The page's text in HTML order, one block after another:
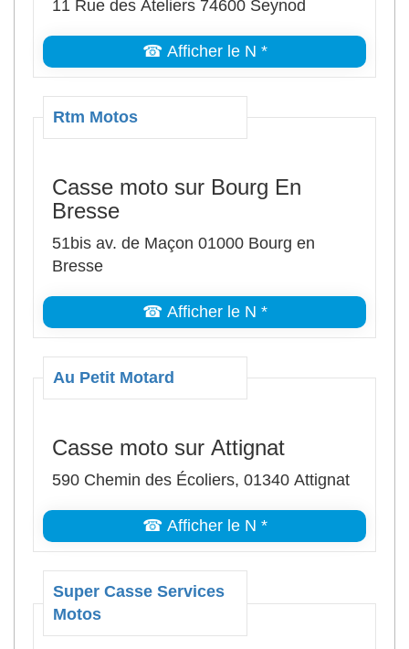
11 Rue des Ateliers 74600 Seynod
☎ Afficher le N *
Rtm Motos
Casse moto sur Bourg En
Bresse
51bis av. de Maçon 01000 Bourg en
Bresse
☎ Afficher le N *
Au Petit Motard
Casse moto sur Attignat
590 Chemin des Écoliers, 01340 Attignat
☎ Afficher le N *
Super Casse Services
Motos